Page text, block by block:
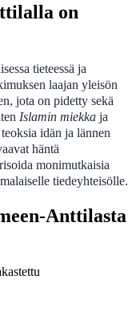
on
tieteessä ja
laajan yleisön
jota on pidetty sekä
Islamin miekka ja
idän ja lännen
häntä
monimutkaisia
tiedeyhteisölle.
Anttilasta